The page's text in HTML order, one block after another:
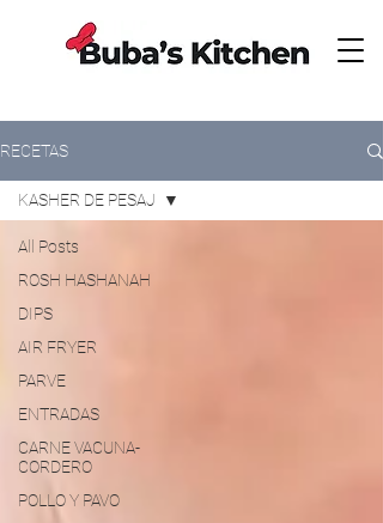
RECETAS
All Posts
ROSH HASHANAH
DIPS
AIR FRYER
PARVE
ENTRADAS
CARNE VACUNA-
CORDERO
POLLO Y PAVO
KASHER DE PESAJ